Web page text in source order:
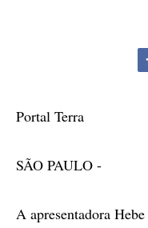
Portal Terra
SÃO PAULO -
A apresentadora